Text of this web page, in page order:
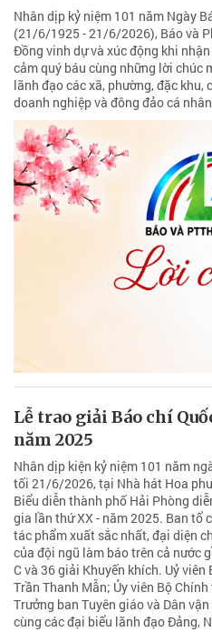
Nhân dịp kỷ niệm 101 năm Ngày
(21/6/1925 - 21/6/2026), Báo và
Đồng vinh dự và xúc động khi
cảm quý báu cùng những lời chúc
lãnh đạo các xã, phường, đặc khu,
doanh nghiệp và đông đảo cá
Lễ trao giải Báo chí
năm 2025
Nhân dịp kiện kỷ niệm 101 năm
tối 21/6/2026, tại Nhà hát Hoa
Biểu diễn thành phố Hải Phòng
gia lần thứ XX - năm 2025. Ban tổ
tác phẩm xuất sắc nhất, đại diện
của đội ngũ làm báo trên cả nước
C và 36 giải Khuyến khích. Uỷ
Trần Thanh Mẫn; Ủy viên Bộ
Trưởng ban Tuyên giáo và Dân
cùng các đại biểu lãnh đạo Đảng,